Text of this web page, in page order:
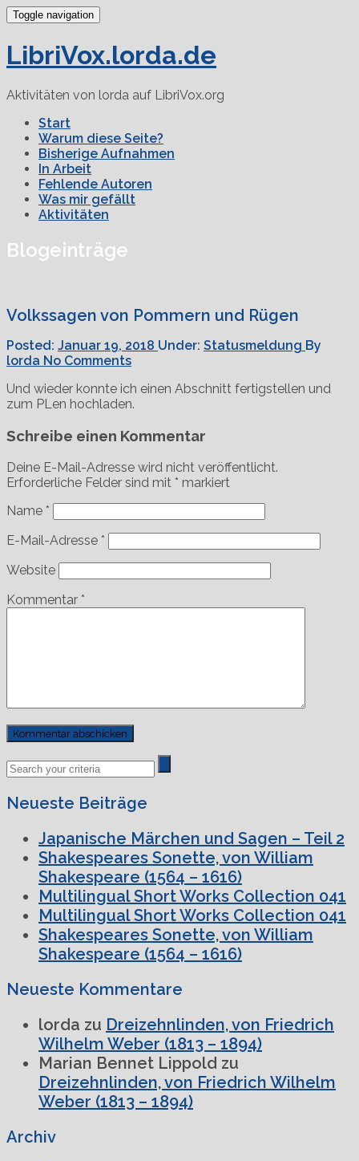
Toggle navigation
LibriVox.lorda.de
Aktivitäten von lorda auf LibriVox.org
Start
Warum diese Seite?
Bisherige Aufnahmen
In Arbeit
Fehlende Autoren
Was mir gefällt
Aktivitäten
Blogeinträge
Volkssagen von Pommern und Rügen
Posted: Januar 19, 2018 Under: Statusmeldung By
lorda No Comments
Und wieder konnte ich einen Abschnitt fertigstellen und
zum PLen hochladen.
Schreibe einen Kommentar
Deine E-Mail-Adresse wird nicht veröffentlicht.
Erforderliche Felder sind mit * markiert
Name *
E-Mail-Adresse *
Website
Kommentar *
Previous
Post
Next
Post
Neueste Beiträge
Japanische Märchen und Sagen – Teil 2
Shakespeares Sonette, von William
Shakespeare (1564 – 1616)
Multilingual Short Works Collection 041
Multilingual Short Works Collection 041
Shakespeares Sonette, von William
Shakespeare (1564 – 1616)
Neueste Kommentare
lorda zu Dreizehnlinden, von Friedrich
Wilhelm Weber (1813 – 1894)
Marian Bennet Lippold zu
Dreizehnlinden, von Friedrich Wilhelm
Weber (1813 – 1894)
Archiv